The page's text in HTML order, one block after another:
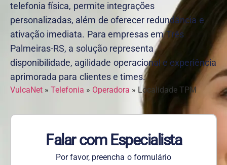
telefonia física, permite integrações
personalizadas, além de oferecer redundância e
ativação imediata. Para empresas em Três
Palmeiras-RS, a solução representa
disponibilidade, agilidade operacional e experiência
aprimorada para clientes e times.
VulcaNet » Telefonia » Operadora » Localidade TPM
Falar com Especialista
Por favor, preencha o formulário